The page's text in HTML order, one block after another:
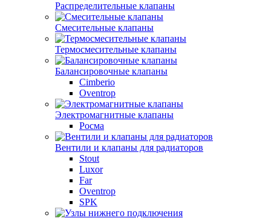
Распределительные клапаны
Cмесительные клапаны
Термосмесительные клапаны
Балансировочные клапаны
Cimberio
Oventrop
Электромагнитные клапаны
Росма
Вентили и клапаны для радиаторов
Stout
Luxor
Far
Oventrop
SPK